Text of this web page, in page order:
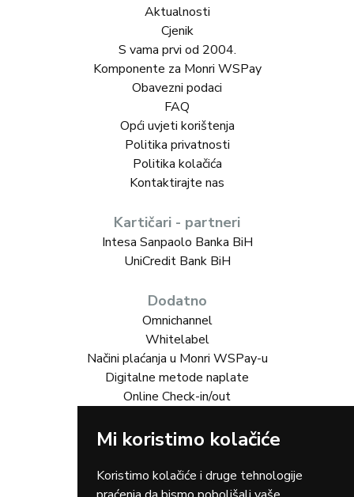
Mi koristimo kolačiće
Koristimo kolačiće i druge tehnologije
Aktualnosti
Cjenik
S vama prvi od 2004.
Komponente za Monri WSPay
Obavezni podaci
FAQ
Opći uvjeti korištenja
Politika privatnosti
Politika kolačića
Kontaktirajte nas
Kartičari - partneri
Intesa Sanpaolo Banka BiH
UniCredit Bank BiH
Dodatno
Omnichannel
Whitelabel
Načini plaćanja u Monri WSPay-u
Digitalne metode naplate
Online Check-in/out
Rješenja za vas
Turizam